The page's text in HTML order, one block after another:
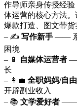
作导师亲身传授经
体运营的核心方法
爆款打造、图文带货
– ✍️ 写作新手 —— 系
困境
– 📱
自媒体运营者
长
– 👩‍💼 全职妈妈/自
开辟副业收入
– 📚 文学爱好者 ——